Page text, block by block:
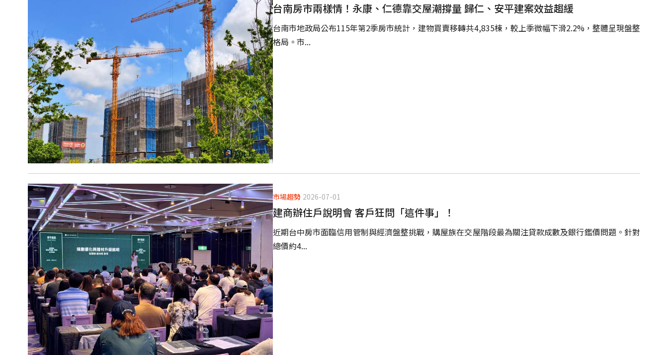
台南房市兩樣情！永康、仁德靠交屋潮撐量 歸仁、安平建案效益趨緩
台南市地政局公布115年第2季房市統計，建物買賣移轉共4,835棟，較上季微幅下滑2.2%，整體呈現盤整
格局。市...
市場趨勢 2026-07-01
建商辦住戶說明會 客戶狂問「這件事」！
近期台中房市面臨信用管制與經濟盤整挑戰，購屋族在交屋階段最為關注貸款成數及銀行鑑價問題。針對
總價約4...